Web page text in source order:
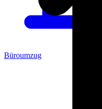
Büroumzug